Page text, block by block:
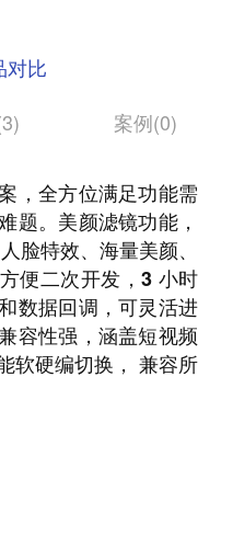
对比
案例(0)
，全方位满足功能需
题。美颜滤镜功能，
脸特效、海量美颜、
便二次开发，3 小时
数据回调，可灵活进
容性强，涵盖短视频
软硬编切换， 兼容所